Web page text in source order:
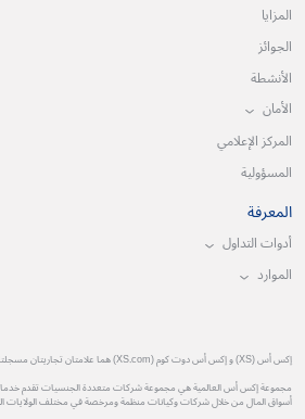
المزايا
الجوائز
الأنشطة
الأمان
المركز الإعلامي
المسؤولية
المعرفة
أدوات التداول
الموارد
إكس أس (XS) و إكس أس دوت كوم (XS.com) هما علامتان تجاريتان مسجلتان لمجموعة إكس أس العالمية.
مجموعة إكس أس العالمية هي مجموعة شركات متعددة الجنسيات تقدم خدمات
أسواق المال من خلال شركات وكيانات منظمة ومرخصة في مختلف الولايات